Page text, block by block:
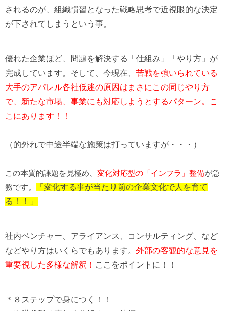
されるのが、組織慣習となった戦略思考で近視眼的な決定
が下されてしまうという事。
優れた企業ほど、問題を解決する「仕組み」「やり方」が
完成しています。 そして、今現在、 苦戦を強いられている
大手のアパレル各社低迷の原因は まさにこの同じやり方
で、新たな市場、事業にも対応しようとするパターン。
こ
こにあります！！
（的外れで中途半端な施策は打っていますが・・・）
この本質的課題を見極め、 変化対応型の「インフラ」整備が急
務です。
「変化する事が当たり前の企業文化で人を育て
る！！」
社内ベンチャー、アライアンス、コンサルティング、など
などやり方はいくらでもあります。 外部の客観的な意見を
重要視した多様な解釈！ ここをポイントに！！
＊８ステップで身につく！！